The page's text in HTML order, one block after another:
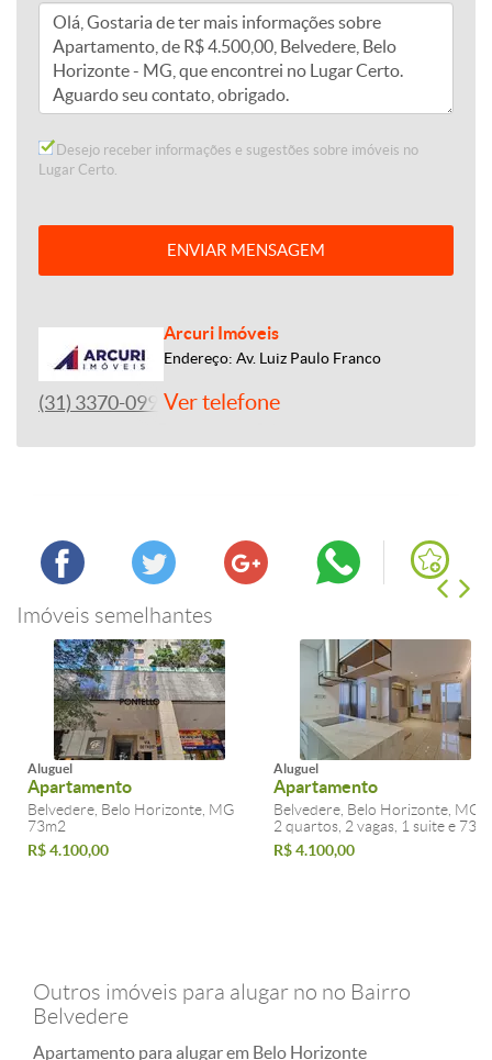
Desejo receber informações e sugestões sobre imóveis no
Lugar Certo.
ENVIAR MENSAGEM
Arcuri Imóveis
Endereço: Av. Luiz Paulo Franco
(31) 3370-0990Ver telefone
Imóveis semelhantes
Aluguel
Apartamento
Belvedere, Belo Horizonte, MG
73m2
R$ 4.100,00
Aluguel
Apartamento
Belvedere, Belo Horizonte, MG
2 quartos, 2 vagas, 1 suite e
R$ 4.100,00
Outros imóveis para alugar no no Bairro
Belvedere
Apartamento para alugar em Belo Horizonte